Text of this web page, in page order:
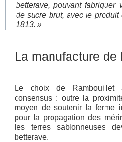
betterave, pouvant fabriquer
de sucre brut, avec le
1813. »
La manufacture de
Le choix de Rambouillet
consensus : outre la
moyen de soutenir la ferme
pour la propagation des
les terres sablonneuses
betterave.